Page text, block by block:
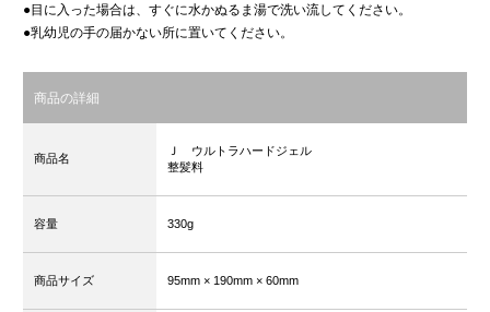
●目に入った場合は、すぐに水かぬるま湯で洗い流してください。
●乳幼児の手の届かない所に置いてください。
商品の詳細
商品名
Ｊ ウルトラハードジェル
整髪料
容量 330g
商品サイズ 95mm × 190mm × 60mm